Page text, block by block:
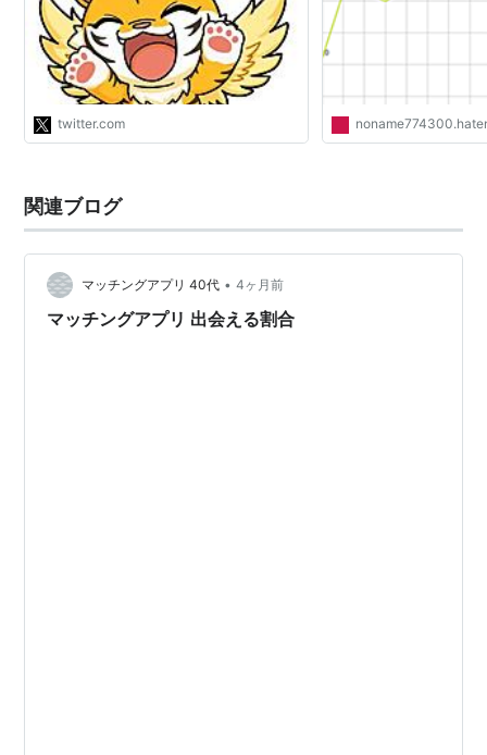
ラブルとガイドライン 』を公開中。
❶「基本貸主が払う」ハウスクリーニ
ング、鍵交換代。❷「負担なし」経年
による壁紙の黄ばみ、畳の日焼け、家
具の設置による床のへこみ。貸してい
る人と借りている人の分担表、割合は
↓」 / Twitter
twitter.com
関連ブログ
マッチングアプリ 40代 • 4ヶ月前
マッチングアプリ 出会える割合